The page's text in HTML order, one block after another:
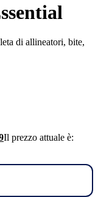
di allineatori, bite,
Il prezzo attuale è: